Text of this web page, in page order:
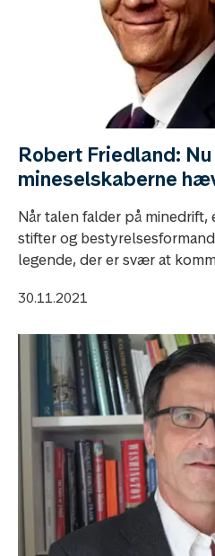
Robert Friedland:
mineselskaberne
Når talen falder på minedrift,
stifter og
legende, der er svær at
30.11.2021